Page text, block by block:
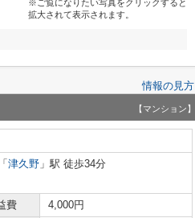
※ご覧になりたい写真をクリックすると
拡大されて表示されます。
情報の見方
【マンション】
「 津久野 」駅 徒歩34分
費
4,000円